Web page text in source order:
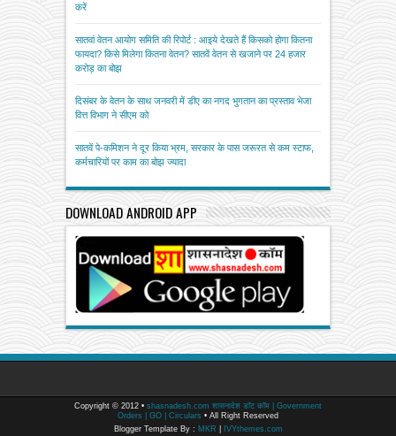
करें
सातवां वेतन आयोग समिति की रिपोर्ट : आइये देखते हैं किसको होगा कितना
फायदा? किसे मिलेगा कितना वेतन? सातवें वेतन से खजाने पर 24 हजार
करोड़ का बोझ
दिसंबर के वेतन के साथ जनवरी में डीए का नगद भुगतान का प्रस्ताव भेजा
वित्त विभाग ने सीएम को
सातवें पे-कमिशन ने दूर किया भ्रम, सरकार के पास जरूरत से कम स्टाफ,
कर्मचारियों पर काम का बोझ ज्यादा
DOWNLOAD ANDROID APP
Copyright © 2012 • shasnadesh.com शासनादेश डॉट कॉम | Government
Orders | GO | Circulars • All Right Reserved
Blogger Template By : MKR IVYthemes.com